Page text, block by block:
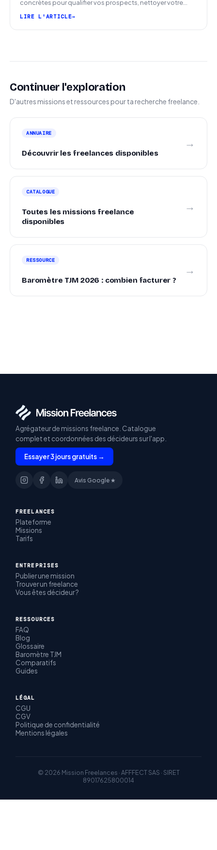
concrètes pour qualifier vos prospects, nettoyer votre
LIRE L'ARTICLE
Continuer l'exploration
D'autres missions et ressources pour ta recherche freelance.
ANNUAIRE
Découvrir les freelances disponibles
→
CATALOGUE
Toutes les missions freelance
disponibles
→
RESSOURCE
Baromètre TJM 2026 : combien facturer ?
→
Agrégateur de missions freelance. Catalogue
complet et coordonnées des décideurs sur l'app.
Essayer 3 jours gratuits →
Avis Google ★
FREELANCES
Plateforme
Missions
Tarifs
ENTREPRISES
Publier une mission
Trouver un freelance
Vous êtes décideur ?
RESSOURCES
FAQ
Blog
Glossaire
Baromètre TJM
Comparatifs
Guides
LÉGAL
CGU
CGV
Politique de confidentialité
Mentions légales
© 2026 Mission Freelances · AFFFECT SAS · SIRET
89017625800014